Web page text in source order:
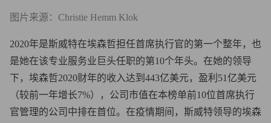
图片来源：Christie Hemm Klok
2020年是斯威特在埃森哲担任首席执行官的第一个整年，也
是她在该专业服务业巨头任职的第10个年头。在她的领导
下，埃森哲2020财年的收入达到443亿美元，盈利51亿美元
（较前一年增长7%），公司市值在本榜单前10位首席执行
官管理的公司中排在首位。在疫情期间，斯威特领导的埃森